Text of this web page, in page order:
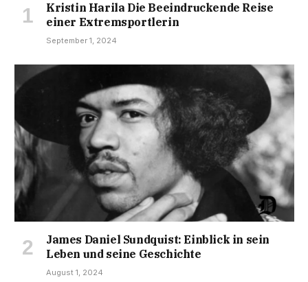
Kristin Harila Die Beeindruckende Reise
einer Extremsportlerin
September 1, 2024
James Daniel Sundquist: Einblick in sein
Leben und seine Geschichte
August 1, 2024